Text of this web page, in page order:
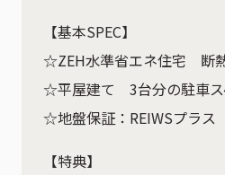
【基本SPEC】
☆ZEH水準省エネ住宅 断
☆平屋建て 3台分の駐車ス
☆地盤保証：REIWSプラ
【特典】